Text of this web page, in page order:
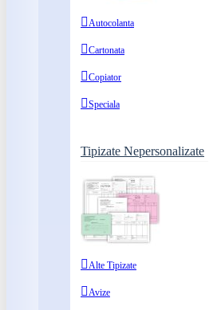
Autocolanta
Cartonata
Copiator
Speciala
Tipizate Nepersonalizate
Alte Tipizate
Avize